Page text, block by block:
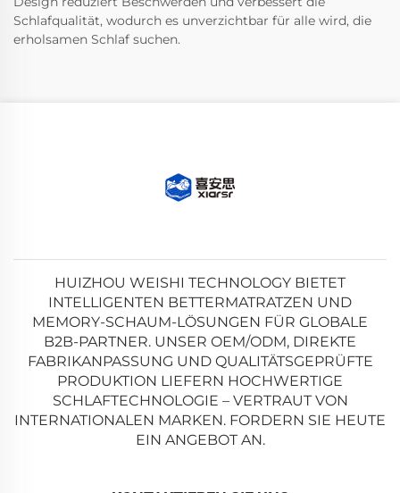
Schlafqualität, wodurch es unverzichtbar für alle wird, die
erholsamen Schlaf suchen.
HUIZHOU WEISHI TECHNOLOGY BIETET
INTELLIGENTEN BETTERMATRATZEN UND
MEMORY-SCHAUM-LÖSUNGEN FÜR GLOBALE
B2B-PARTNER. UNSER OEM/ODM, DIREKTE
FABRIKANPASSUNG UND QUALITÄTSGEPRÜFTE
PRODUKTION LIEFERN HOCHWERTIGE
SCHLAFTECHNOLOGIE – VERTRAUT VON
INTERNATIONALEN MARKEN. FORDERN SIE HEUTE
EIN ANGEBOT AN.